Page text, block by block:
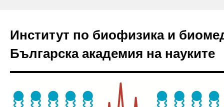
Институт по биофизика и
Българска академия на науките